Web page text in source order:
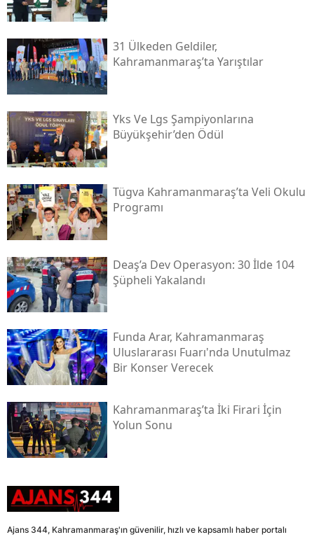
31 Ülkeden Geldiler,
Kahramanmaraş’ta Yarıştılar
Yks Ve Lgs Şampiyonlarına
Büyükşehir’den Ödül
Tügva Kahramanmaraş’ta Veli Okulu
Programı
Deaş’a Dev Operasyon: 30 İlde 104
Şüpheli Yakalandı
Funda Arar, Kahramanmaraş
Uluslararası Fuarı'nda Unutulmaz
Bir Konser Verecek
Kahramanmaraş’ta İki Firari İçin
Yolun Sonu
Ajans 344, Kahramanmaraş'ın güvenilir, hızlı ve kapsamlı haber portalı